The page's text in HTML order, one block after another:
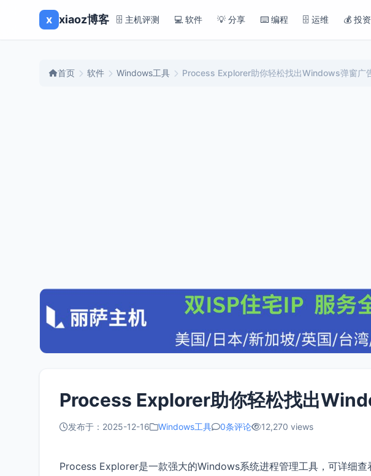
x xiaoz博客 🗄️ 主机评测 💻 软件 💡 分享 ⌨️ 编程 🗄️ 运维 💰 投资
首页 软件 Windows工具 Process Explorer助你轻松找出Windows弹窗广
Process Explorer助你轻松找出
发布于：2025-12-16 Windows工具 0条评论 12,270 views
Process Explorer是一款强大的Windows系统进程管理工具，可详细